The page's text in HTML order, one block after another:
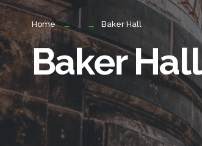
Home Baker Hall
Baker Hall